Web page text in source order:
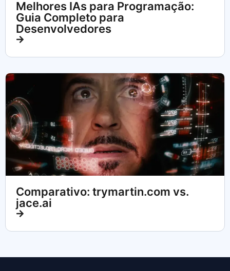
Melhores IAs para Programação:
Guia Completo para
Desenvolvedores
Comparativo: trymartin.com vs.
jace.ai